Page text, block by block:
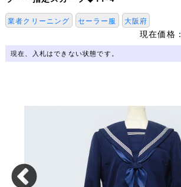
業者クリーニング セーラー服 大阪府
現在価格：
現在、入札はできない状態です。